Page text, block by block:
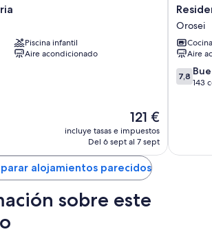
características entre las que se incluyen aire
de otras comodidades, tales como cajas fuertes
de los que disfrutarás en todas las habitaciones
por cable
y servicio de limpieza diario
Piscina infantil
Aire acondicionado
El
precio
actual
de
121 €
121 €
incluye tasas e impuestos
Del 6 sept al 7 sept
Marina
Palace
Orosei
Orosei
Cocina
Aire
7.8
sobre
7,8
143
alojamientos parecidos
sobre este